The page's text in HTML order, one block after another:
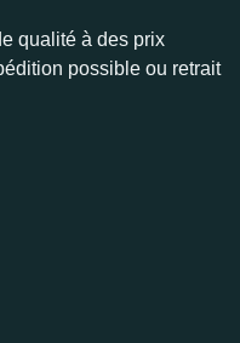
qualité à des prix
possible ou retrait